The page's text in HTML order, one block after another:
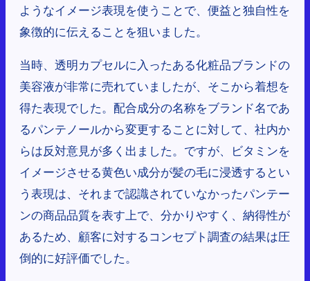
ようなイメージ表現を使うことで、便益と独自性を
象徴的に伝えることを狙いました。
当時、透明カプセルに入ったある化粧品ブランドの
美容液が非常に売れていましたが、そこから着想を
得た表現でした。配合成分の名称をブランド名であ
るパンテノールから変更することに対して、社内か
らは反対意見が多く出ました。ですが、ビタミンを
イメージさせる黄色い成分が髪の毛に浸透するとい
う表現は、それまで認識されていなかったパンテー
ンの商品品質を表す上で、分かりやすく、納得性が
あるため、顧客に対するコンセプト調査の結果は圧
倒的に好評価でした。